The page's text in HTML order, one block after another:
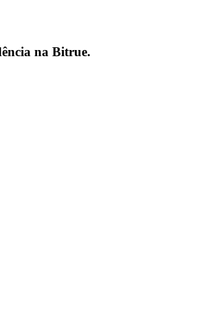
na Bitrue.